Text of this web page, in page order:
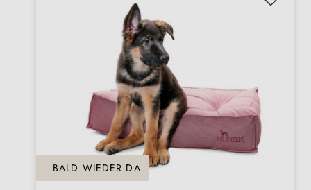
BALD WIEDER DA